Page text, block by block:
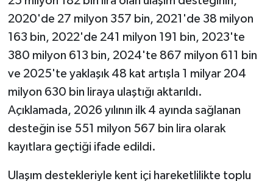
2020'de 27 milyon 357 bin, 2021'de 38 milyon
163 bin, 2022'de 241 milyon 191 bin, 2023'te
380 milyon 613 bin, 2024'te 867 milyon 611 bin
ve 2025'te yaklaşık 48 kat artışla 1 milyar 204
milyon 630 bin liraya ulaştığı aktarıldı.
Açıklamada, 2026 yılının ilk 4 ayında sağlanan
desteğin ise 551 milyon 567 bin lira olarak
kayıtlara geçtiği ifade edildi.
Ulaşım destekleriyle kent içi hareketlilikte toplu